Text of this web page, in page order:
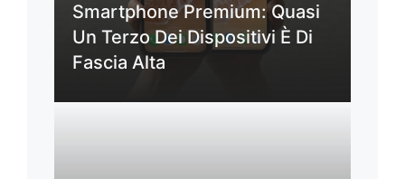
Smartphone Premium: Quasi
Un Terzo Dei Dispositivi È Di
Fascia Alta